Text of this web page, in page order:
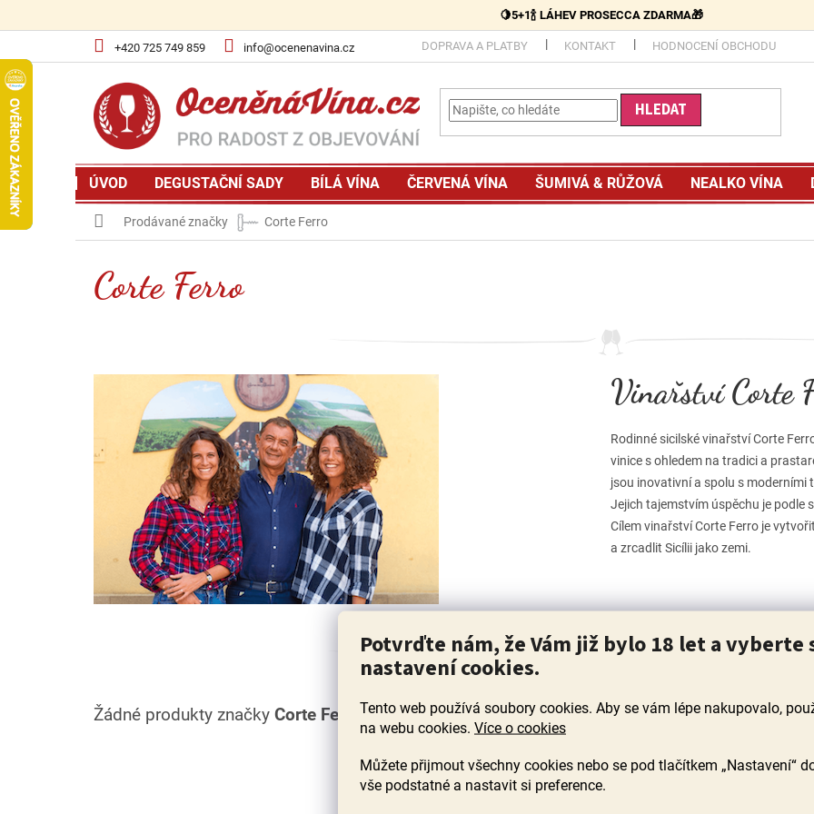
Potvrďte nám, že Vám již bylo 18 let a vyberte
nastavení cookies.
Tento web používá soubory cookies. Aby se vám lépe nakupovalo,
na webu cookies. Více o cookies
Můžete přijmout všechny cookies nebo se pod tlačítkem „Nastavení“
vše podstatné a nastavit si preference.
🍋5+1🍾 LÁHEV PROSECCA ZDARMA🎁
+420 725 749 859 info@ocenenavina.cz DOPRAVA A PLATBY KONTAKT HODNOCENÍ OBCHODU
HLEDAT
ÚVOD DEGUSTAČNÍ SADY BÍLÁ VÍNA ČERVENÁ VÍNA ŠUMIVÁ & RŮŽOVÁ NEALKO VÍNA
Domů
Prodávané značky Corte Ferro
Corte Ferro
Vinařství Corte
Rodinné sicilské vinařství Corte
vinice s ohledem na tradici a
jsou inovativní a spolu s moderními
Jejich tajemstvím úspěchu je podle
Cílem vinařství Corte Ferro je
a zrcadlit Sicílii jako zemi.
Žádné produkty značky Corte Ferro nebyly nalezeny...